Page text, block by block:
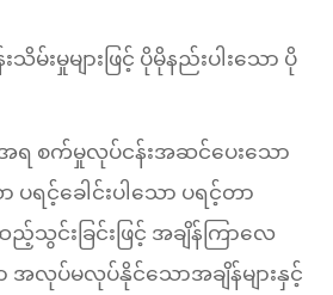
းမှုများဖြင့် ပိုမိုနည်းပါးသော ပို
စက်မှုလုပ်ငန်းအဆင်ပေးသော
ရင့်ခေါင်းပါသော ပရင့်တာ
သွင်းခြင်းဖြင့် အချိန်ကြာလေ
အလုပ်မလုပ်နိုင်သောအချိန်များနှင့်